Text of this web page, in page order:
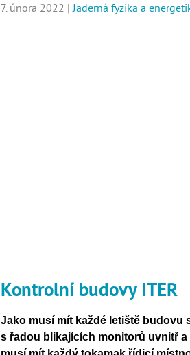
7. února 2022 |Jaderná fyzika a
Kontrolní budovy ITER
Jako musí mít každé letiště budovu
s řadou blikajících monitorů uvnitř